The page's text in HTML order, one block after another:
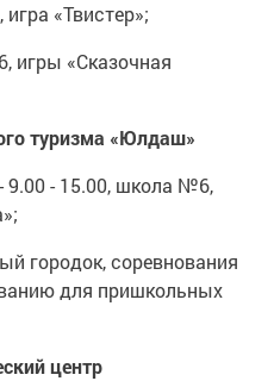
«Твистер»;
игры «Сказочная
туризма «Юлдаш»
9.00 - 15.00, школа №6,
городок, соревнования
для пришкольных
центр